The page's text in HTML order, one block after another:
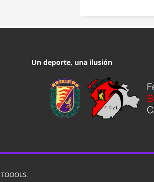
Un deporte, una ilusión
TOOOLS.